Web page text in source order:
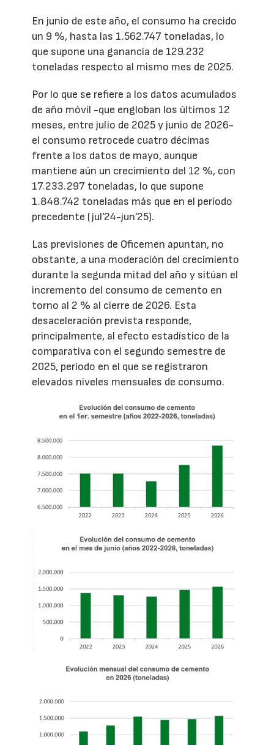
En junio de este año, el consumo ha crecido
un 9 %, hasta las 1.562.747 toneladas, lo
que supone una ganancia de 129.232
toneladas respecto al mismo mes de 2025.
Por lo que se refiere a los datos acumulados
de año móvil -que engloban los últimos 12
meses, entre julio de 2025 y junio de 2026-
el consumo retrocede cuatro décimas
frente a los datos de mayo, aunque
mantiene aún un crecimiento del 12 %, con
17.233.297 toneladas, lo que supone
1.848.742 toneladas más que en el período
precedente (jul’24-jun’25).
Las previsiones de Oficemen apuntan, no
obstante, a una moderación del crecimiento
durante la segunda mitad del año y sitúan el
incremento del consumo de cemento en
torno al 2 % al cierre de 2026. Esta
desaceleración prevista responde,
principalmente, al efecto estadístico de la
comparativa con el segundo semestre de
2025, período en el que se registraron
elevados niveles mensuales de consumo.